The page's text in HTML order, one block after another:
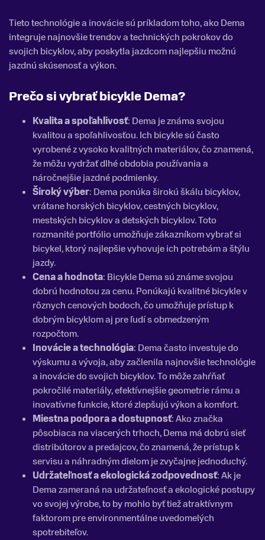
Tieto technológie a inovácie sú príkladom toho, ako Dema
integruje najnovšie trendov a technických pokrokov do
svojich bicyklov, aby poskytla jazdcom najlepšiu možnú
jazdnú skúsenosť a výkon.
Prečo si vybrať bicykleDema?
Kvalita a spoľahlivosť: Dema je známa svojou
kvalitou a spoľahlivosťou. Ich bicykle sú často
vyrobené z vysoko kvalitných materiálov, čo znamená,
že môžu vydržať dlhé obdobia používania a
náročnejšie jazdné podmienky.
Široký výber: Dema ponúka širokú škálu bicyklov,
vrátane horských bicyklov, cestných bicyklov,
mestských bicyklov a detských bicyklov. Toto
rozmanité portfólio umožňuje zákazníkom vybrať si
bicykel, ktorý najlepšie vyhovuje ich potrebám a štýlu
jazdy.
Cena a hodnota: Bicykle Dema sú známe svojou
dobrú hodnotou za cenu. Ponúkajú kvalitné bicykle v
rôznych cenových bodoch, čo umožňuje prístup k
dobrým bicyklom aj pre ľudí s obmedzeným
rozpočtom.
Inovácie a technológia: Dema často investuje do
výskumu a vývoja, aby začlenila najnovšie technológie
a inovácie do svojich bicyklov. To môže zahŕňať
pokročilé materiály, efektívnejšie geometrie rámu a
inovatívne funkcie, ktoré zlepšujú výkon a komfort.
Miestna podpora a dostupnosť: Ako značka
pôsobiaca na viacerých trhoch, Dema má dobrú sieť
distribútorov a predajcov, čo znamená, že prístup k
servisu a náhradným dielom je zvyčajne jednoduchý.
Udržateľnosť a ekologická zodpovednosť: Ak je
Dema zameraná na udržateľnosť a ekologické postupy
vo svojej výrobe, to by mohlo byť tiež atraktívnym
faktorom pre environmentálne uvedomelých
spotrebiteľov.